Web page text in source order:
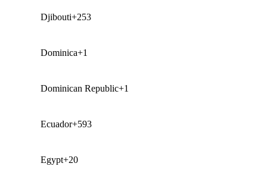
Djibouti+253
Dominica+1
Dominican Republic+1
Ecuador+593
Egypt+20